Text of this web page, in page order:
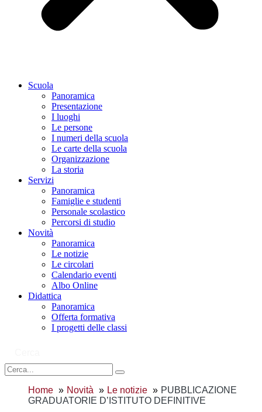
Scuola
Panoramica
Presentazione
I luoghi
Le persone
I numeri della scuola
Le carte della scuola
Organizzazione
La storia
Servizi
Panoramica
Famiglie e studenti
Personale scolastico
Percorsi di studio
Novità
Panoramica
Le notizie
Le circolari
Calendario eventi
Albo Online
Didattica
Panoramica
Offerta formativa
I progetti delle classi
Home Novità Le notizie
PUBBLICAZIONE
GRADUATORIE D’ISTITUTO DEFINITIVE